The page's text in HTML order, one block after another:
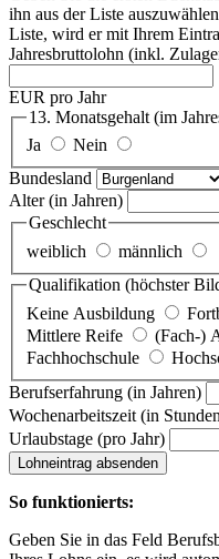
ihn aus der Liste
Liste, wird er mit Ihrem
Jahresbruttolohn (inkl.
EUR pro Jahr
13. Monatsgehalt (im
Ja
Nein
Bundesland
Alter(in Jahren)
Geschlecht
weiblich
männlich
Qualifikation (höchster
Keine Ausbildung
Mittlere Reife
(Fach-)
Fachhochschule
Berufserfahrung (in Jahren)
Wochenarbeitszeit (in
Urlaubstage (pro Jahr)
Lohneintrag absenden
So funktionierts:
Geben Sie in das Feld